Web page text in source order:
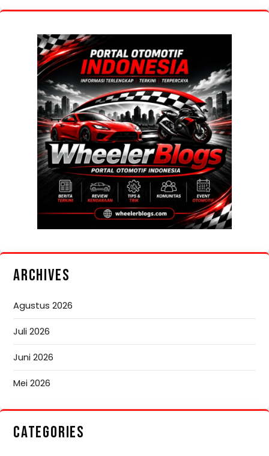
ARCHIVES
Agustus 2026
Juli 2026
Juni 2026
Mei 2026
CATEGORIES